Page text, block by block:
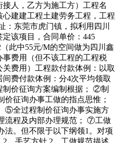
人，乙方为施工方）工程名
建建工程土建劳务工程，工程
：东莞市虎门镇，拟利用四川
该项目，合同单价：445
此中55元/M的空间做为四川鑫
费用（但不该工程的工程税
费用）工程款付款体例：以取
费付款体例：分4次平均领取
价征询方案编制根据； ②制
征询办事工做的指点思惟；
⑤全过程制价征询办事实施方
流程及内部办理规范； ⑦工做
。但不限于以下纲领1。对项
2。手艺方针 2。工做规范描述